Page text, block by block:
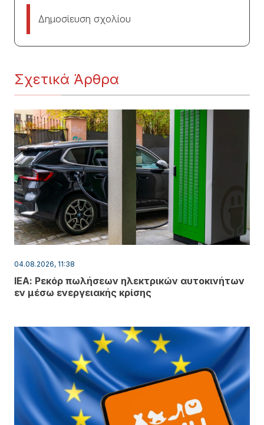
Δημοσίευση σχολίου
Σχετικά Άρθρα
04.08.2026, 11:38
ΙΕΑ: Ρεκόρ πωλήσεων ηλεκτρικών αυτοκινήτων
εν μέσω ενεργειακής κρίσης